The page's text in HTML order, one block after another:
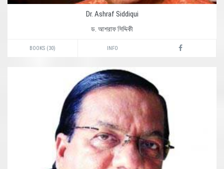
Dr. Ashraf Siddiqui
ড. আশরাফ সিদ্দিকী
BOOKS (30) INFO